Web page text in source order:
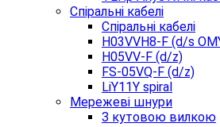
Спіральні кабелі
Спіральні кабелі
H03VVH8-F (d/s
H05VV-F (d/z)
FS-05VQ-F (d/z)
LiY11Y spiral
Мережеві шнури
З кутовою вилкою